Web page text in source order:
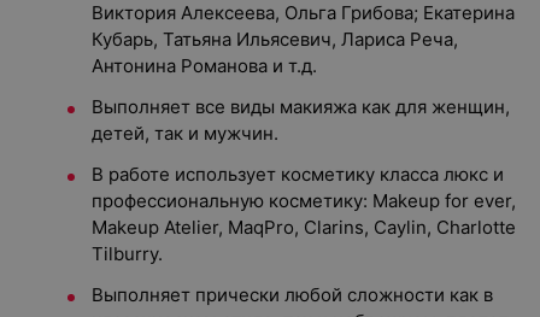
Виктория Алексеева, Ольга Грибова; Екатерина
Кубарь, Татьяна Ильясевич, Лариса Реча,
Антонина Романова и т.д.
Выполняет все виды макияжа как для женщин,
детей, так и мужчин.
В работе использует косметику класса люкс и
профессиональную косметику: Makeup for ever,
Makeup Atelier, MaqPro, Clarins, Caylin, Charlotte
Tilburry.
Выполняет прически любой сложности как в